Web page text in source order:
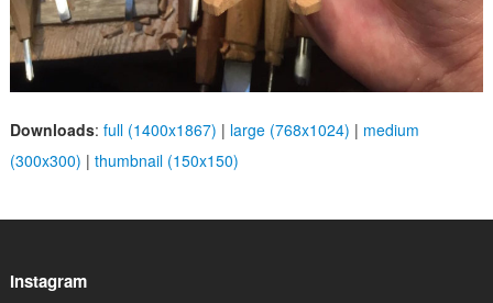
Downloads: full (1400x1867) | large (768x1024) | medium
(300x300) | thumbnail (150x150)
Instagram